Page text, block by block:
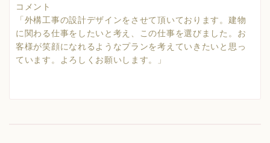
コメント
「外構工事の設計デザインをさせて頂いております。建物
に関わる仕事をしたいと考え、この仕事を選びました。お
客様が笑顔になれるようなプランを考えていきたいと思っ
ています。よろしくお願いします。」